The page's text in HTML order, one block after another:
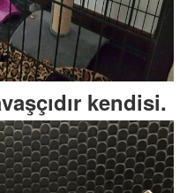
kendisi.